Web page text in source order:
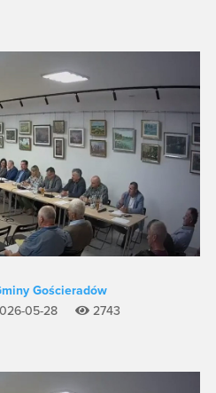
Gościeradów
05-28
2743